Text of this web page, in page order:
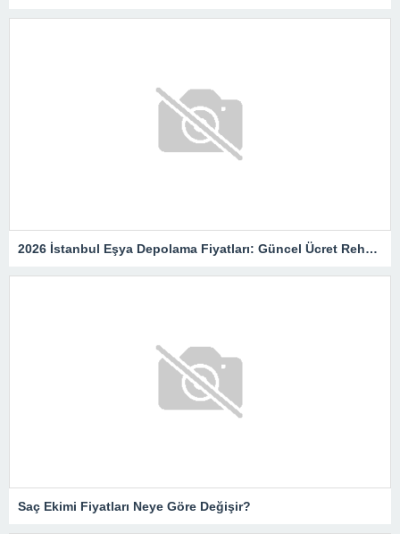
2026 İstanbul Eşya Depolama Fiyatları: Güncel Ücret Rehberi
Saç Ekimi Fiyatları Neye Göre Değişir?